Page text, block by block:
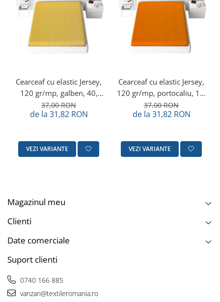
Cearceaf cu elastic Jersey,
120 gr/mp, galben, 40,
100% bumbac, Gecor
37,00 RON
de la 31,82 RON
VEZI VARIANTE
Cearceaf cu elastic Jersey,
120 gr/mp, portocaliu, 15,
100% bumbac, Gecor
37,00 RON
de la 31,82 RON
VEZI VARIANTE
Magazinul meu
Clienti
Date comerciale
Suport clienti
0740 166 885
vanzari@textileromania.ro